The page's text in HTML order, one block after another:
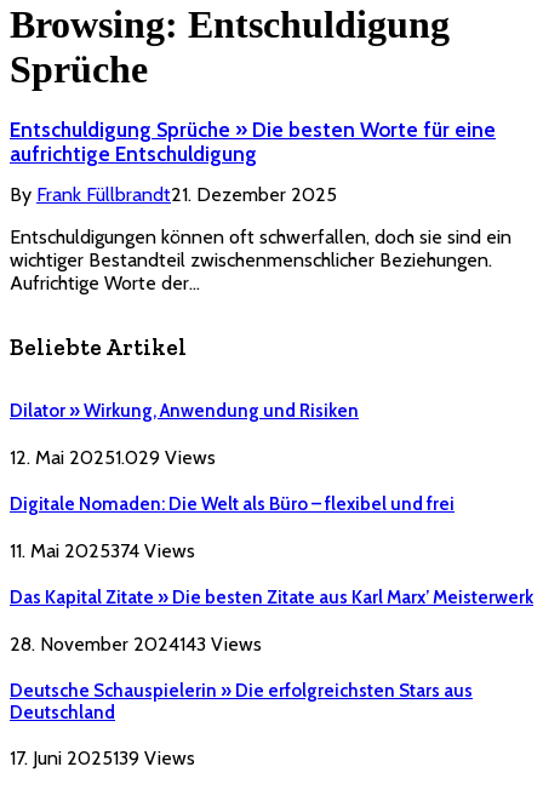
Browsing: Entschuldigung
Sprüche
Entschuldigung Sprüche » Die besten Worte für eine
aufrichtige Entschuldigung
By Frank Füllbrandt21. Dezember 2025
Entschuldigungen können oft schwerfallen, doch sie sind ein
wichtiger Bestandteil zwischenmenschlicher Beziehungen.
Aufrichtige Worte der…
Beliebte Artikel
Dilator » Wirkung, Anwendung und Risiken
12. Mai 20251.029 Views
Digitale Nomaden: Die Welt als Büro – flexibel und frei
11. Mai 2025374 Views
Das Kapital Zitate » Die besten Zitate aus Karl Marx’ Meisterwerk
28. November 2024143 Views
Deutsche Schauspielerin » Die erfolgreichsten Stars aus
Deutschland
17. Juni 2025139 Views